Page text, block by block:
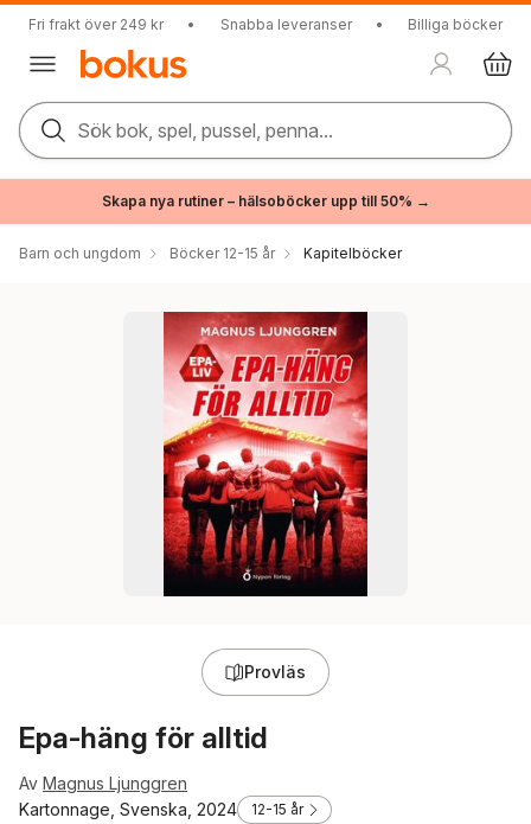
Fri frakt över 249 kr • Snabba leveranser • Billiga böcker
Sök bok, spel, pussel, penna...
Skapa nya rutiner – hälsoböcker upp till 50% →
Barn och ungdom Böcker 12-15 år Kapitelböcker
Provläs
Epa-häng för alltid
Av Magnus Ljunggren
Kartonnage, Svenska, 2024
12-15 år